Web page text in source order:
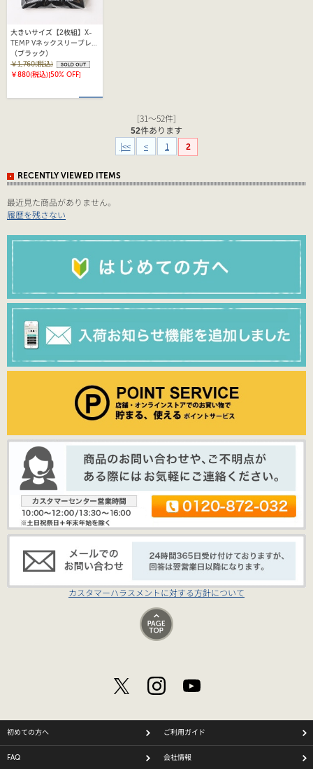
大きいサイズ【2枚組】X-
TEMP Vネックスリーブレス
Tシャツ 25FW ヘインズ
(HM3EZ701)
（ブラック）
￥1,760(税込)
￥880(税込)[50% OFF]
[31～52件]
52件あります
|<< < 1 2
RECENTLY VIEWED ITEMS
最近見た商品がありません。
履歴を残さない
カスタマーハラスメントに対する方針について
初めての方へ ご利用ガイド
FAQ 会社情報